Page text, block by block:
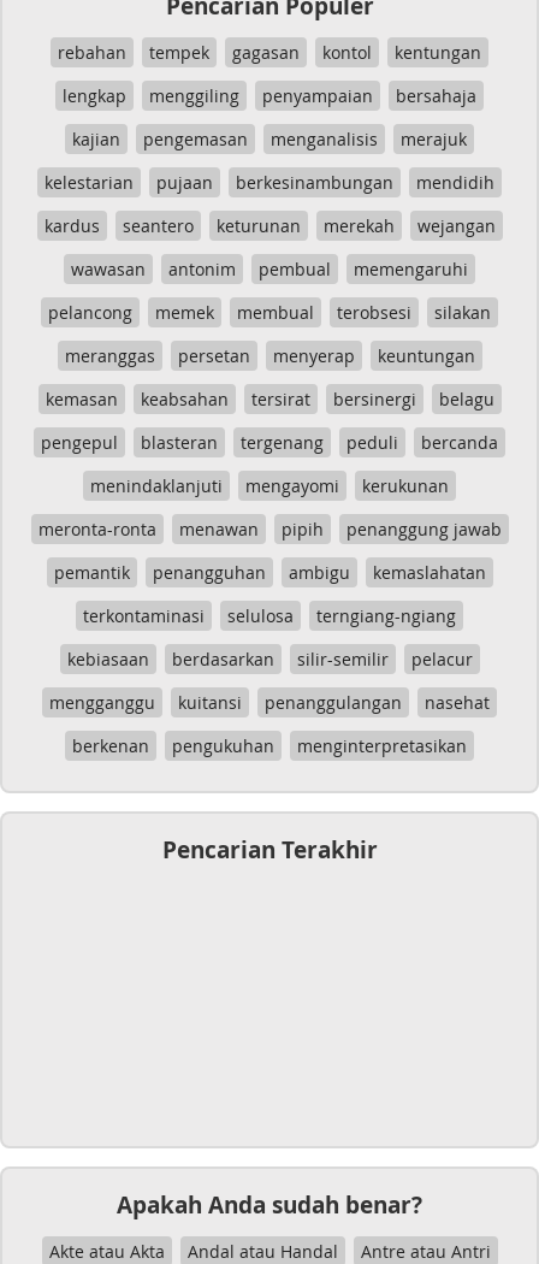
rebahan tempek gagasan kontol
kentungan
lengkap
menggiling penyampaian
bersahaja
kajian
pengemasan menganalisis
merajuk
kelestarian
pujaan berkesinambungan
mendidih
kardus
seantero keturunan merekah
wejangan
wawasan
antonim pembual
memengaruhi
pelancong
memek membual terobsesi
silakan
meranggas
persetan menyerap
keuntungan
kemasan
keabsahan tersirat bersinergi
belagu
pengepul
blasteran tergenang peduli
bercanda
menindaklanjuti
mengayomi
kerukunan
meronta-ronta
menawan pipih
penanggung jawab
pemantik
penangguhan ambigu
kemaslahatan
terkontaminasi
selulosa
terngiang-ngiang
kebiasaan
berdasarkan silir-semilir
pelacur
mengganggu
kuitansi penanggulangan
nasehat
berkenan
pengukuhan menginterpretasikan
Pencarian Terakhir
Apakah Anda sudah benar?
Akte atau Akta Andal atau Handal
Antre atau Antri